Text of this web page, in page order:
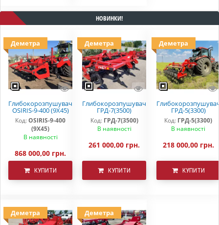
НОВИНКИ!
Деметра
Глибокорозпушувач
OSIRIS-9-400 (9Х45)
Код:OSIRIS-9-400
(9Х45)
В наявності
868 000,00 грн.
КУПИТИ
Деметра
Глибокорозпушувач
ГРД-7(3500)
Код: ГРД-7(3500)
В наявності
261 000,00 грн.
КУПИТИ
Деметра
ГРД-5(3300)
Код: ГРД-5(3300)
В наявності
218 000,00 грн.
КУПИТИ
Деметра Деметра